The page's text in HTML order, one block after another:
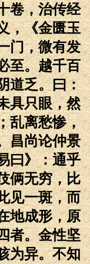
卷，治传经
，《金匮玉
门，微有发
至。越千百
道乏。曰：
具只眼，然
乱离愁惨，
昌尚论仲景
曰》：通乎
俩无穷，比
见一斑，而
地成形，原
者。金性坚
为异。不知